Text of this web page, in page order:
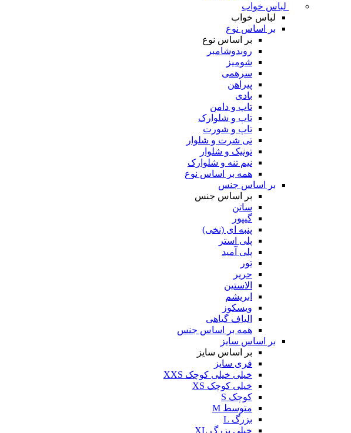
لباس خواب
لباس خواب
بر اساس نوع
بر اساس نوع
روبدوشامبر
شومیز
سرهمی
پیراهن
بادی
تاپ و دامن
تاپ و شلوارک
تاپ و شورت
تی شرت و شلوار
تونیک و شلوار
نیم تنه و شلوارک
همه بر اساس نوع
بر اساس جنس
بر اساس جنس
ساتن
گیپور
پنبه ای (نخی)
پلی استر
پلی آمید
تور
حریر
الاستین
ابریشم
ویسکوز
الیاف گیاهی
همه بر اساس جنس
بر اساس سایز
بر اساس سایز
فری سایز
خیلی خیلی کوچک XXS
خیلی کوچک XS
کوچک S
متوسط M
بزرگ L
خیلی بزرگ XL